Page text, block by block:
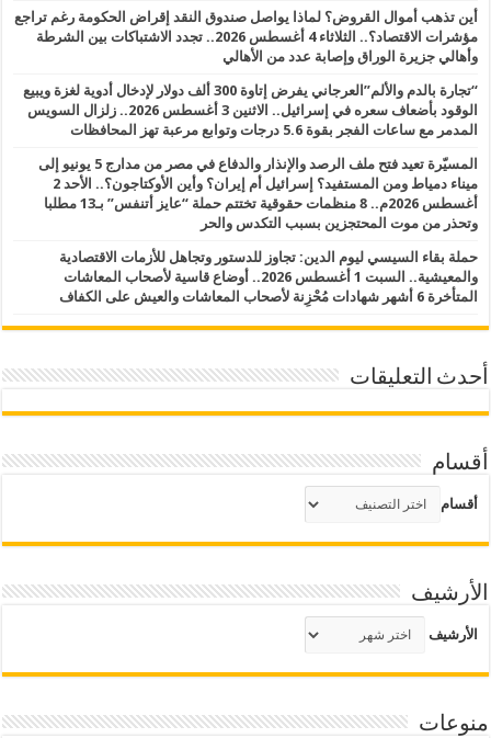
أين تذهب أموال القروض؟ لماذا يواصل صندوق النقد إقراض الحكومة رغم تراجع
مؤشرات الاقتصاد؟.. الثلاثاء 4 أغسطس 2026.. تجدد الاشتباكات بين الشرطة
وأهالي جزيرة الوراق وإصابة عدد من الأهالي
“تجارة بالدم والألم”العرجاني يفرض إتاوة 300 ألف دولار لإدخال أدوية لغزة ويبيع
الوقود بأضعاف سعره في إسرائيل.. الاثنين 3 أغسطس 2026.. زلزال السويس
المدمر مع ساعات الفجر بقوة 5.6 درجات وتوابع مرعبة تهز المحافظات
المسيّرة تعيد فتح ملف الرصد والإنذار والدفاع في مصر من مدارج 5 يونيو إلى
ميناء دمياط ومن المستفيد؟ إسرائيل أم إيران؟ وأين الأوكتاجون؟.. الأحد 2
أغسطس 2026م.. 8 منظمات حقوقية تختتم حملة “عايز أتنفس” بـ13 مطلبا
وتحذر من موت المحتجزين بسبب التكدس والحر
حملة بقاء السيسي ليوم الدين: تجاوز للدستور وتجاهل للأزمات الاقتصادية
والمعيشية.. السبت 1 أغسطس 2026.. أوضاع قاسية لأصحاب المعاشات
المتأخرة 6 أشهر شهادات مُحْزِنة لأصحاب المعاشات والعيش على الكفاف
أحدث التعليقات
أقسام
أقسام
الأرشيف
الأرشيف
منوعات